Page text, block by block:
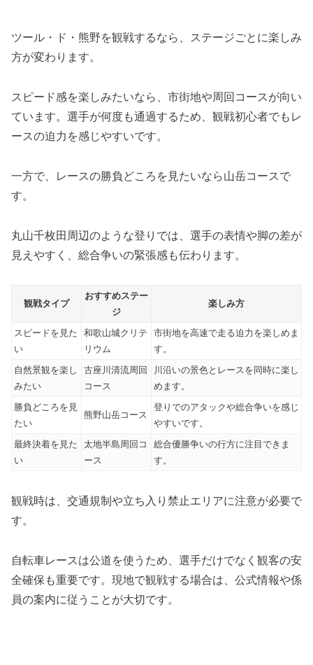
ツール・ド・熊野を観戦するなら、ステージごとに楽しみ
方が変わります。
スピード感を楽しみたいなら、市街地や周回コースが向い
ています。選手が何度も通過するため、観戦初心者でもレ
ースの迫力を感じやすいです。
一方で、レースの勝負どころを見たいなら山岳コースで
す。
丸山千枚田周辺のような登りでは、選手の表情や脚の差が
見えやすく、総合争いの緊張感も伝わります。
観戦タイプ
おすすめステー
ジ
楽しみ方
スピードを見た
い
和歌山城クリテ
リウム
市街地を高速で走る迫力を楽しめま
す。
自然景観を楽し
みたい
古座川清流周回
コース
川沿いの景色とレースを同時に楽し
めます。
勝負どころを見
たい
熊野山岳コース
登りでのアタックや総合争いを感じ
やすいです。
最終決着を見た
い
太地半島周回コ
ース
総合優勝争いの行方に注目できま
す。
観戦時は、交通規制や立ち入り禁止エリアに注意が必要で
す。
自転車レースは公道を使うため、選手だけでなく観客の安
全確保も重要です。現地で観戦する場合は、公式情報や係
員の案内に従うことが大切です。